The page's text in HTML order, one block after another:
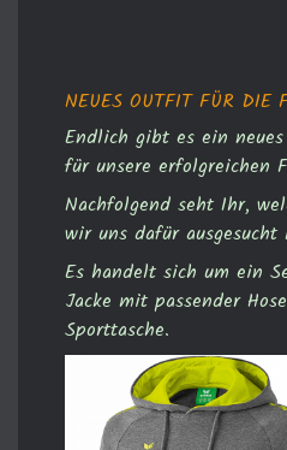
NEUES OUTFIT FÜR DIE
Endlich gibt es ein
für unsere erfolgreichen
Nachfolgend seht Ihr,
wir uns dafür ausgesucht
Es handelt sich um ein
Jacke mit passender
Sporttasche.